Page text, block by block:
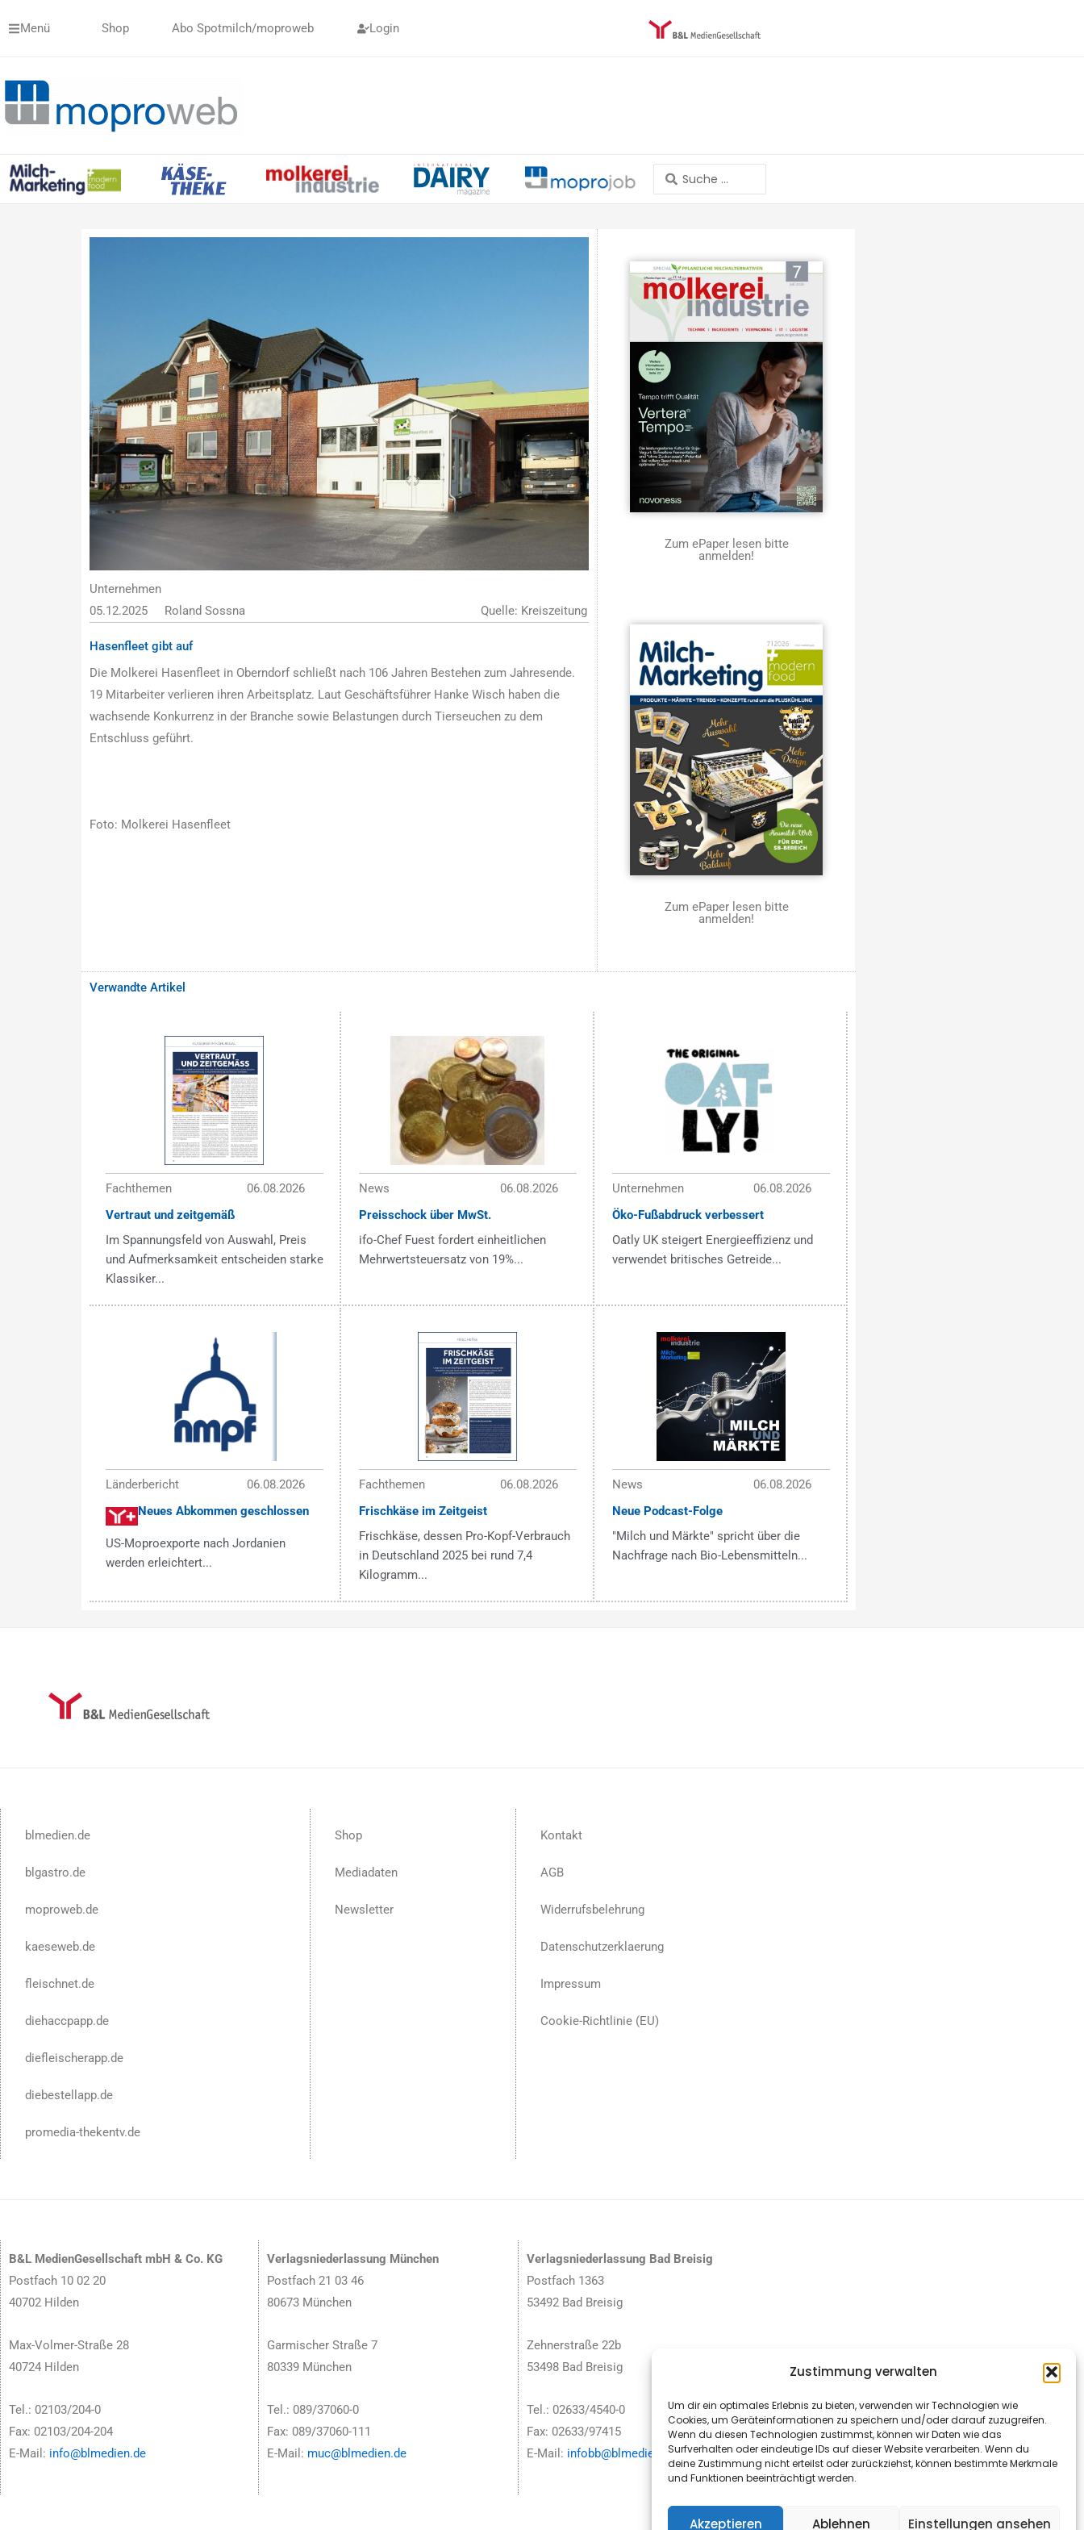
Zustimmung verwalten
Um dir ein optimales Erlebnis zu bieten, verwenden wir Technologien wie
Cookies, um Geräteinformationen zu speichern und/oder darauf zuzugreifen.
Wenn du diesen Technologien zustimmst, können wir Daten wie das
Surfverhalten oder eindeutige IDs auf dieser Website verarbeiten. Wenn du
deine Zustimmung nicht erteilst oder zurückziehst, können bestimmte Merkmale
und Funktionen beeinträchtigt werden.
Akzeptieren Ablehnen Einstellungen ansehen
InhaltMenü Shop Abo Spotmilch/moproweb Login
Search
...
Unternehmen
05.12.2025
Roland Sossna Quelle: Kreiszeitung
Hasenfleet gibt auf
Die Molkerei Hasenfleet in Oberndorf schließt nach 106 Jahren Bestehen zum Jahresende.
19 Mitarbeiter verlieren ihren Arbeitsplatz. Laut Geschäftsführer Hanke Wisch haben die
wachsende Konkurrenz in der Branche sowie Belastungen durch Tierseuchen zu dem
Entschluss geführt.
Foto: Molkerei Hasenfleet
Zum ePaper lesen bitte
anmelden!
Zum ePaper lesen bitte
anmelden!
Verwandte Artikel
Fachthemen
06.08.2026
Vertraut und zeitgemäß
Im Spannungsfeld von Auswahl, Preis
und Aufmerksamkeit entscheiden starke
Klassiker...
News
06.08.2026
Preisschock über MwSt.
ifo-Chef Fuest fordert einheitlichen
Mehrwertsteuersatz von 19%...
Unternehmen
06.08.2026
Öko-Fußabdruck verbessert
Oatly UK steigert Energieeffizienz und
verwendet britisches Getreide...
Länderbericht
06.08.2026
Neues Abkommen geschlossen
US-Moproexporte nach Jordanien
werden erleichtert...
Fachthemen
06.08.2026
Frischkäse im Zeitgeist
Frischkäse, dessen Pro-Kopf-Verbrauch
in Deutschland 2025 bei rund 7,4
Kilogramm...
News
06.08.2026
Neue Podcast-Folge
"Milch und Märkte" spricht über die
Nachfrage nach Bio-Lebensmitteln...
blmedien.de
blgastro.de
moproweb.de
kaeseweb.de
fleischnet.de
diehaccpapp.de
diefleischerapp.de
diebestellapp.de
promedia-thekentv.de
Shop
Mediadaten
Newsletter
Kontakt
AGB
Widerrufsbelehrung
Datenschutzerklaerung
Impressum
Cookie-Richtlinie (EU)
B&L MedienGesellschaft mbH & Co. KG
Postfach 10 02 20
40702 Hilden
Max-Volmer-Straße 28
40724 Hilden
Tel.: 02103/204-0
Fax: 02103/204-204
E-Mail: info@blmedien.de
Verlagsniederlassung München
Postfach 21 03 46
80673 München
Garmischer Straße 7
80339 München
Tel.: 089/37060-0
Fax: 089/37060-111
E-Mail: muc@blmedien.de
Verlagsniederlassung Bad Breisig
Postfach 1363
53492 Bad Breisig
Zehnerstraße 22b
53498 Bad Breisig
Tel.: 02633/4540-0
Fax: 02633/97415
E-Mail: infobb@blmedien.de